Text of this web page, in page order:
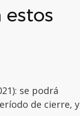
estos
se podrá
de cierre, y